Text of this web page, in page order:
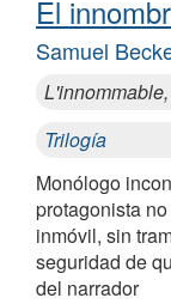
El
Samuel
Trilogía
Monólogo
protagonista
inmóvil, sin
seguridad de
del narrador